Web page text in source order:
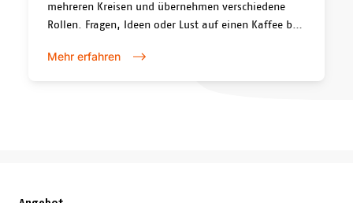
mehreren Kreisen und übernehmen verschiedene
Rollen. Fragen, Ideen oder Lust auf einen Kaffee bei
Mehr erfahren